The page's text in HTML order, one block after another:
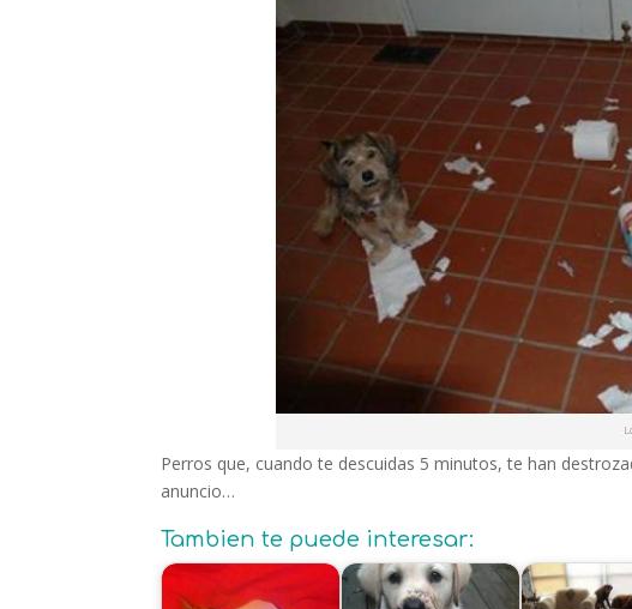
Perros que, cuando te descuidas 5 minutos, te han
anuncio…
Tambien te puede interesar: